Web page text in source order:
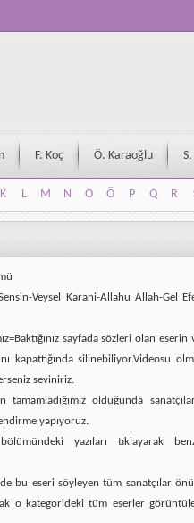
F. Koç Ö. Karaoğlu
K L M N O Ö P Q R
K L M N O Ö P Q R
Veysel Karani-Allahu Allah-Gel
sayfada sözleri olan
kapattığında silinebiliyor.Videosu
seviniriz.
tamamladığımız olduğunda
yapıyoruz.
yazıları tıklayarak
bu eseri söyleyen tüm sanatçılar
o kategorideki tüm eserler